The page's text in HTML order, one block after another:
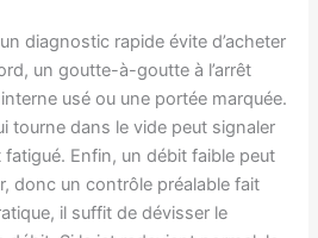
diagnostic rapide évite d’acheter
un goutte-à-goutte à l’arrêt
usé ou une portée marquée.
tourne dans le vide peut signaler
fatigué. Enfin, un débit faible peut
donc un contrôle préalable fait
il suffit de dévisser le